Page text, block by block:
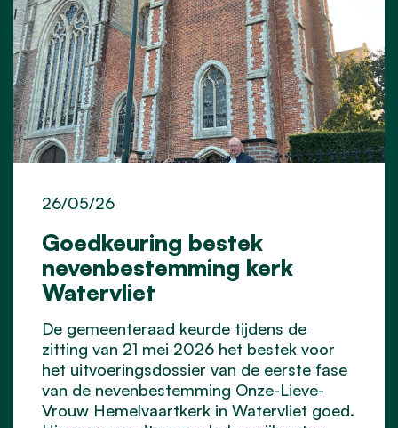
Goedkeuring bestek
nevenbestemming kerk
Watervliet
26/05/26
De gemeenteraad keurde tijdens de
zitting van 21 mei 2026 het bestek voor
het uitvoeringsdossier van de eerste fase
van de nevenbestemming Onze-Lieve-
Vrouw Hemelvaartkerk in Watervliet goed.